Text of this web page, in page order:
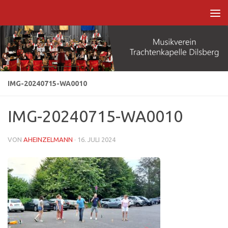
IMG-20240715-WA0010
IMG-20240715-WA0010
VON AHEINZELMANN · 16. JULI 2024